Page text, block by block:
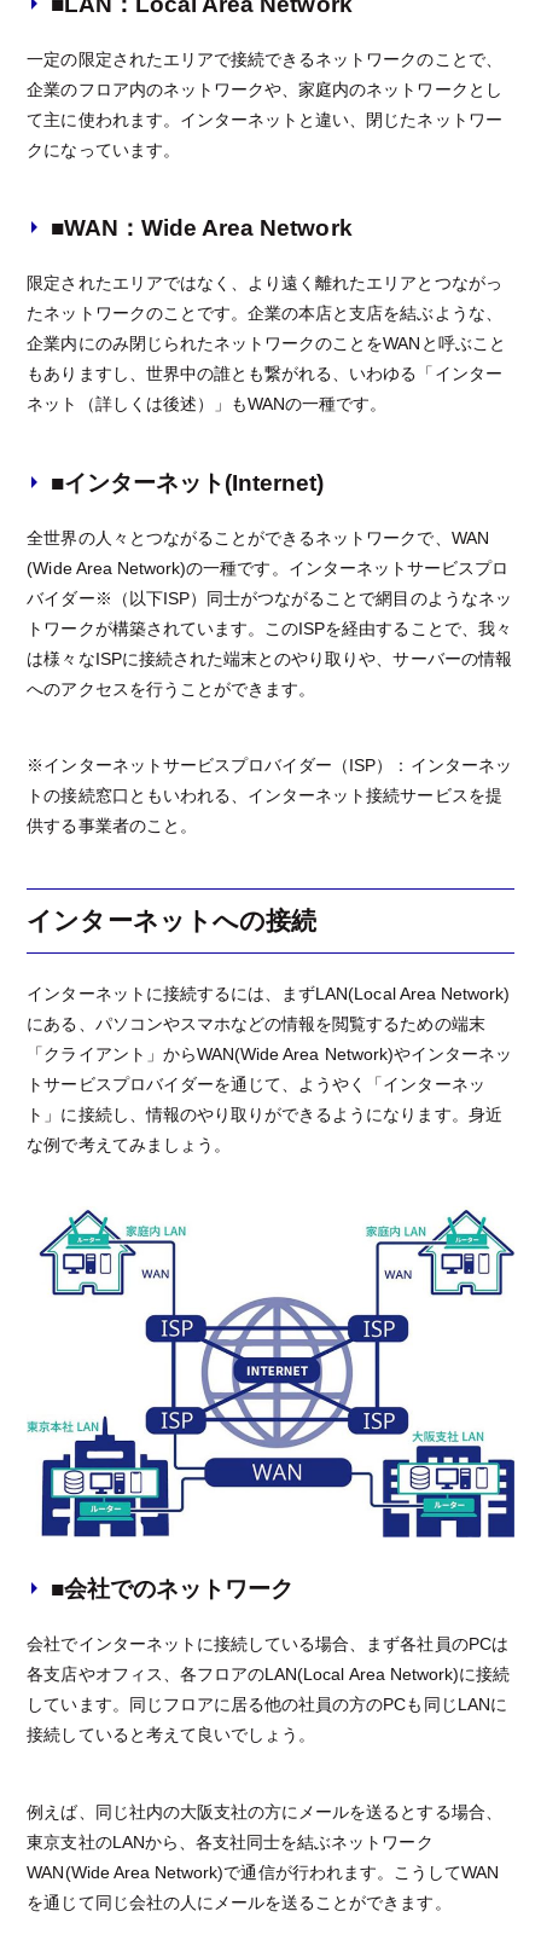
一定の限定されたエリアで接続できるネットワークのことで、
企業のフロア内のネットワークや、家庭内のネットワークとし
て主に使われます。インターネットと違い、閉じたネットワー
クになっています。
■WAN：Wide Area Network
限定されたエリアではなく、より遠く離れたエリアとつながっ
たネットワークのことです。企業の本店と支店を結ぶような、
企業内にのみ閉じられたネットワークのことをWANと呼ぶこと
もありますし、世界中の誰とも繋がれる、いわゆる「インター
ネット（詳しくは後述）」もWANの一種です。
■インターネット(Internet)
全世界の人々とつながることができるネットワークで、WAN
(Wide Area Network)の一種です。インターネットサービスプロ
バイダー※（以下ISP）同士がつながることで網目のようなネッ
トワークが構築されています。このISPを経由することで、我々
は様々なISPに接続された端末とのやり取りや、サーバーの情報
へのアクセスを行うことができます。
※インターネットサービスプロバイダー（ISP）：インターネッ
トの接続窓口ともいわれる、インターネット接続サービスを提
供する事業者のこと。
インターネットへの接続
インターネットに接続するには、まずLAN(Local Area Network)
にある、パソコンやスマホなどの情報を閲覧するための端末
「クライアント」からWAN(Wide Area Network)やインターネッ
トサービスプロバイダーを通じて、ようやく「インターネッ
ト」に接続し、情報のやり取りができるようになります。身近
な例で考えてみましょう。
■会社でのネットワーク
会社でインターネットに接続している場合、まず各社員のPCは
各支店やオフィス、各フロアのLAN(Local Area Network)に接続
しています。同じフロアに居る他の社員の方のPCも同じLANに
接続していると考えて良いでしょう。
例えば、同じ社内の大阪支社の方にメールを送るとする場合、
東京支社のLANから、各支社同士を結ぶネットワーク
WAN(Wide Area Network)で通信が行われます。こうしてWAN
を通じて同じ会社の人にメールを送ることができます。